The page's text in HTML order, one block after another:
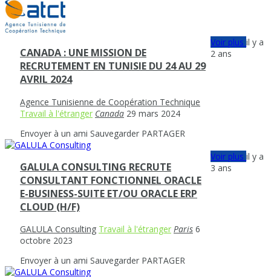
CANADA : UNE MISSION DE
RECRUTEMENT EN TUNISIE DU 24 AU 29
AVRIL 2024
Agence Tunisienne de Coopération Technique
Travail à l'étranger Canada 29 mars 2024
Envoyer à un ami Sauvegarder PARTAGER
Voir plusil y a
2 ans
GALULA CONSULTING RECRUTE
CONSULTANT FONCTIONNEL ORACLE
E-BUSINESS-SUITE ET/OU ORACLE ERP
CLOUD (H/F)
GALULA Consulting Travail à l'étranger Paris 6
octobre 2023
Envoyer à un ami Sauvegarder PARTAGER
Voir plusil y a
3 ans